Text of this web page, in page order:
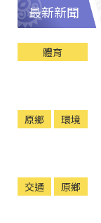
最新新聞
體育
原鄉 環境
交通 原鄉